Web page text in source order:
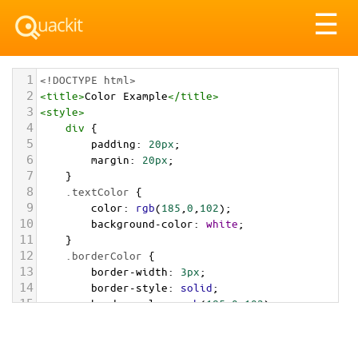
☰
1 <!DOCTYPE html>
2 <title>Color Example</title>
3 <style>
4 div {
5 padding: 20px;
6 margin: 20px;
7 }
8 .textColor {
9 color: rgb(185 0 102);
10 background-color: white;
11 }
12 .borderColor {
13 border-width: 3px;
14 border-style: solid;
15 border-color: rgb(185,0,102);